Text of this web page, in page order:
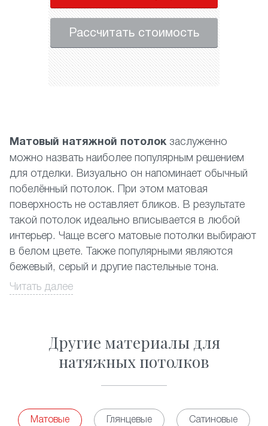
Рассчитать стоимость
Матовый натяжной потолок заслуженно
можно назвать наиболее популярным решением
для отделки. Визуально он напоминает обычный
побелённый потолок. При этом матовая
поверхность не оставляет бликов. В результате
такой потолок идеально вписывается в любой
интерьер. Чаще всего матовые потолки выбирают
в белом цвете. Также популярными являются
бежевый, серый и другие пастельные тона.
Их устанавливают
часто его используют в нежилых помещениях.
Традиционный натяжной потолок отлично
подходит для монтажа в комнатах с повышенной
влажностью. Вы можете смело устанавливать его
смогут стать украшениемдвухуровневой
Читать далее
Другие материалы для
натяжных потолков
Матовые Глянцевые Сатиновые